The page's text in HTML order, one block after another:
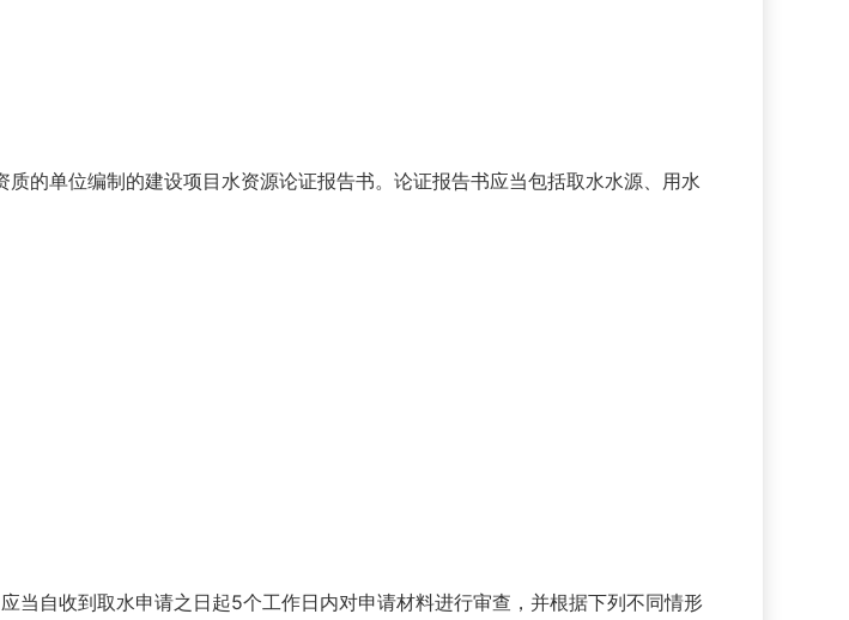
的单位编制的建设项目水资源论证报告书。论证报告书应当包括取水水源、用水
当自收到取水申请之日起5个工作日内对申请材料进行审查，并根据下列不同情形